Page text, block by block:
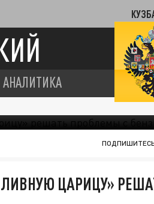
АНАЛИТИКА
ЦАРИЦУ»